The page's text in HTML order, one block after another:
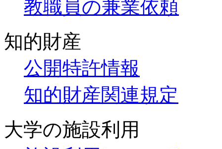
教職員の兼業依頼
知的財産
公開特許情報
知的財産関連規定
大学の施設利用